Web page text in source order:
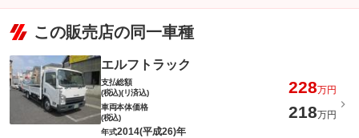
この販売店の同一車種
エルフトラック
支払総額
(税込)(リ済込)
228万円
車両本体価格
(税込)
218万円
年式2014(平成26)年